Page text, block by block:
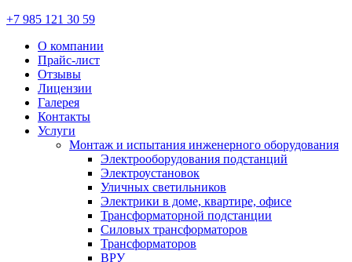
+7 985 121 30 59
О компании
Прайс-лист
Отзывы
Лицензии
Галерея
Контакты
Услуги
Монтаж и испытания инженерного оборудования
Электрооборудования подстанций
Электроустановок
Уличных светильников
Электрики в доме, квартире, офисе
Трансформаторной подстанции
Силовых трансформаторов
Трансформаторов
ВРУ